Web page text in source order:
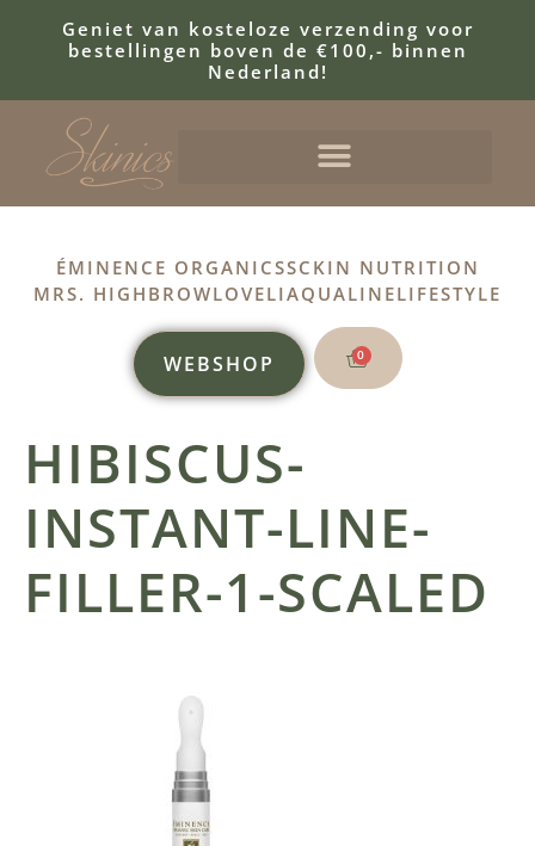
Geniet van kosteloze verzending voor
bestellingen boven de €100,- binnen
Nederland!
ÉMINENCE ORGANICSSCKIN NUTRITION
MRS. HIGHBROWLOVELIAQUALINELIFESTYLE
WEBSHOP 0
HIBISCUS-
INSTANT-LINE-
FILLER-1-SCALED